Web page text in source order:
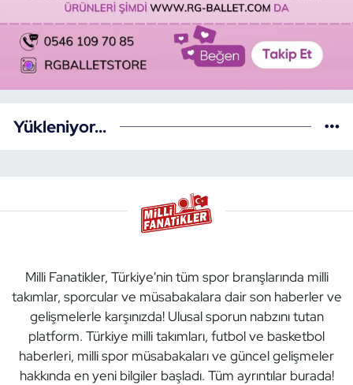
Yükleniyor...
Milli Fanatikler, Türkiye'nin tüm spor branşlarında milli
takımlar, sporcular ve müsabakalara dair son haberler ve
gelişmelerle karşınızda! Ulusal sporun nabzını tutan
platform. Türkiye milli takımları, futbol ve basketbol
haberleri, milli spor müsabakaları ve güncel gelişmeler
hakkında en yeni bilgiler başladı. Tüm ayrıntılar burada!